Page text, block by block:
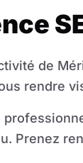
de
rendre
Prenez